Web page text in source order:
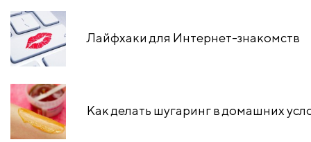
Лайфхаки для Интернет-знакомств
Как делать шугаринг в домашних